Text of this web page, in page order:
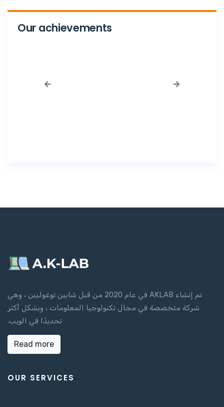
Our achievements
تم إنشاء AKLAB في عام 2020 من قبل شابين توغوليين ، وهي
شركة متخصصة في مجال تكنولوجيا المعلومات ، وبشكل أكثر
تحديدًا في الويب.
Read more
OUR SERVICES